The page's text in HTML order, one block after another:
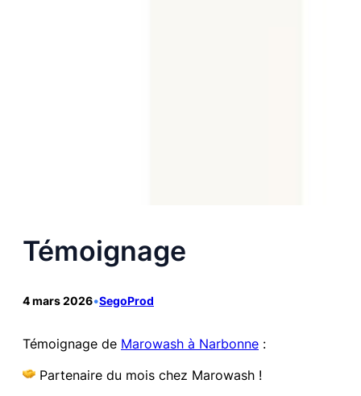
Témoignage
4 mars 2026•SegoProd
Témoignage de Marowash à Narbonne :
Partenaire du mois chez Marowash !